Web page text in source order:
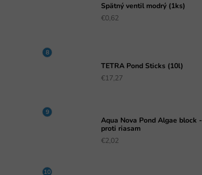
Spätný ventil modrý (1ks)
€0,62
TETRA Pond Sticks (10l)
€17,27
Aqua Nova Pond Algae block -
proti riasam
€2,02